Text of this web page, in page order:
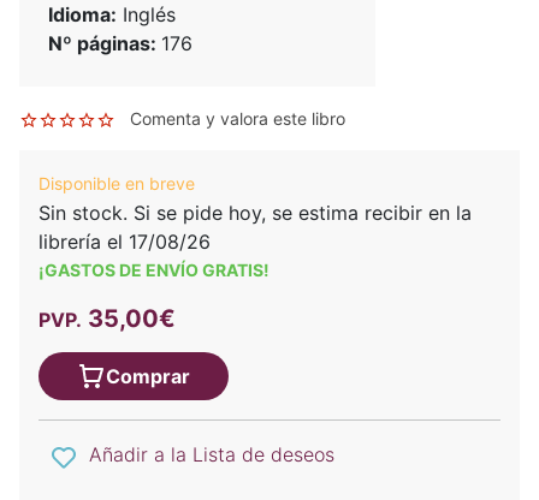
Idioma: Inglés
Nº páginas: 176
Comenta y valora este libro
Disponible en breve
Sin stock. Si se pide hoy, se estima recibir en la
librería el 17/08/26
¡GASTOS DE ENVÍO GRATIS!
PVP. 35,00€
Comprar
Añadir a la Lista de deseos